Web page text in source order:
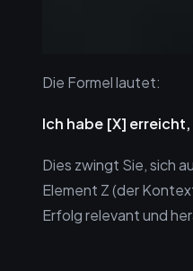
Die Formel lautet:
Ich habe [X]
Dies zwingt Sie, sich
Element Z (der
Erfolg relevant und